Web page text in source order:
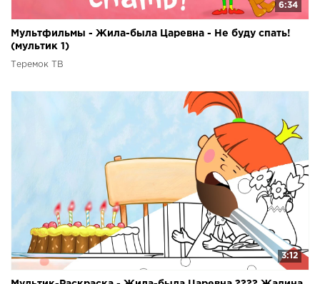
6:34
Мультфильмы - Жила-была Царевна - Не буду спать!
(мультик 1)
Теремок ТВ
3:12